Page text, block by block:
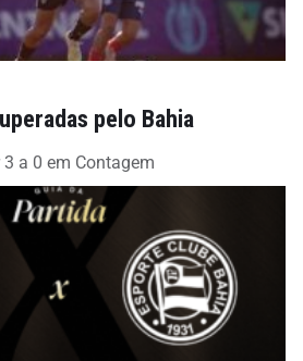
pelo Bahia
a 0 em Contagem